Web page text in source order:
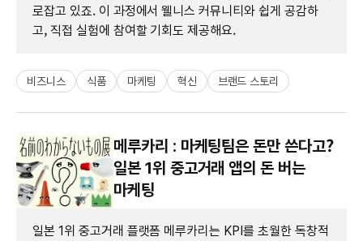
로잡고 있죠. 이 과정에서 웰니스 커뮤니티와 쉽게 공감하
고, 직접 실험에 참여할 기회도 제공해요.
비즈니스 식품 마케팅 혁신 브랜드 스토리
메루카리 : 마케팅팀은 돈만 쓴다고?
일본 1위 중고거래 앱의 돈 버는
마케팅
일본 1위 중고거래 플랫폼 메루카리는 KPI를 초월한 독창적